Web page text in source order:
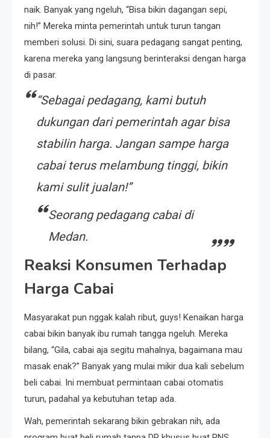
naik. Banyak yang ngeluh, “Bisa bikin dagangan sepi,
nih!” Mereka minta pemerintah untuk turun tangan
memberi solusi. Di sini, suara pedagang sangat penting,
karena mereka yang langsung berinteraksi dengan harga
di pasar.
“Sebagai pedagang, kami butuh
dukungan dari pemerintah agar bisa
stabilin harga. Jangan sampe harga
cabai terus melambung tinggi, bikin
kami sulit jualan!”
Seorang pedagang cabai di
Medan.
Reaksi Konsumen Terhadap
Harga Cabai
Masyarakat pun nggak kalah ribut, guys! Kenaikan harga
cabai bikin banyak ibu rumah tangga ngeluh. Mereka
bilang, “Gila, cabai aja segitu mahalnya, bagaimana mau
masak enak?” Banyak yang mulai mikir dua kali sebelum
beli cabai. Ini membuat permintaan cabai otomatis
turun, padahal ya kebutuhan tetap ada.
Wah, pemerintah sekarang bikin gebrakan nih, ada